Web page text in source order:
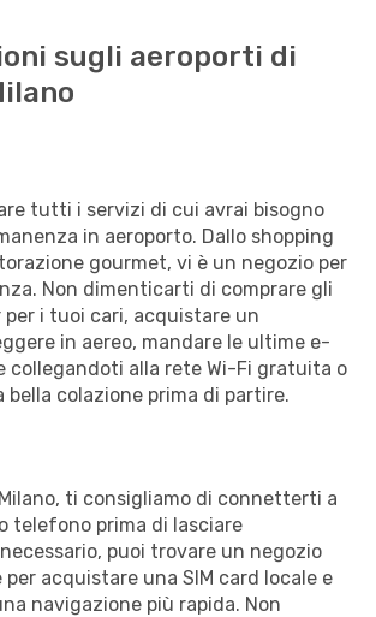
sugli aeroporti di
tutti i servizi di cui avrai bisogno
in aeroporto. Dallo shopping
gourmet, vi è un negozio per
Non dimenticarti di comprare gli
i tuoi cari, acquistare un
in aereo, mandare le ultime e-
collegandoti alla rete Wi-Fi gratuita o
bella colazione prima di partire.
ti consigliamo di connetterti a
telefono prima di lasciare
puoi trovare un negozio
acquistare una SIM card locale e
navigazione più rapida. Non